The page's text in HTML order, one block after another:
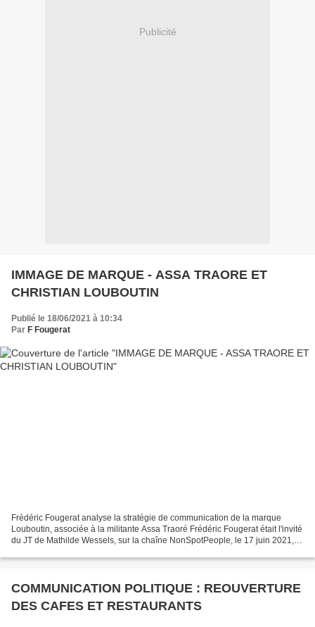
Publicité
IMMAGE DE MARQUE - ASSA TRAORE ET
CHRISTIAN LOUBOUTIN
Publié le 18/06/2021 à 10:34
Par F Fougerat
Frédéric Fougerat analyse la stratégie de communication de la marque
Louboutin, associée à la militante Assa Traoré Frédéric Fougerat était l'invité
du JT de Mathilde Wessels, sur la chaîne NonSpotPeople, le 17 juin 2021,
COMMUNICATION POLITIQUE : REOUVERTURE
DES CAFES ET RESTAURANTS